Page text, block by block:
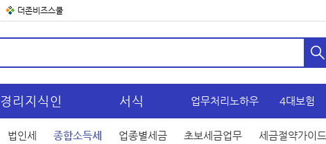
더존비즈스쿨
경리지식인 서식 업무처리노하우 4대보험
법인세 종합소득세 업종별세금 초보세금업무 세금절약가이드